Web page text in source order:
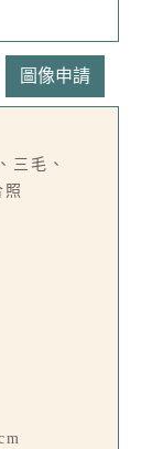
三毛、